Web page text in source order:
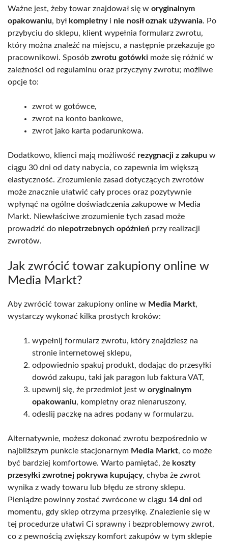
Ważne jest, żeby towar znajdował się w oryginalnym
opakowaniu, był kompletnyi nie nosił oznak używania. Po
przybyciu do sklepu, klient wypełnia formularz zwrotu,
który można znaleźć na miejscu, a następnie przekazuje go
pracownikowi. Sposób zwrotu gotówki może się różnić w
zależności od regulaminu oraz przyczyny zwrotu; możliwe
opcje to:
zwrot w gotówce,
zwrot na konto bankowe,
zwrot jako karta podarunkowa.
Dodatkowo, klienci mają możliwość rezygnacji z zakupu w
ciągu 30 dni od daty nabycia, co zapewnia im większą
elastyczność. Zrozumienie zasad dotyczących zwrotów
może znacznie ułatwić cały proces oraz pozytywnie
wpłynąć na ogólne doświadczenia zakupowe w Media
Markt. Niewłaściwe zrozumienie tych zasad może
prowadzić do niepotrzebnych opóźnień przy realizacji
zwrotów.
Jak zwrócić towar zakupiony online w
Media Markt?
Aby zwrócić towar zakupiony online w Media Markt,
wystarczy wykonać kilka prostych kroków:
wypełnij formularz zwrotu, który znajdziesz na
stronie internetowej sklepu,
odpowiednio spakuj produkt, dodając do przesyłki
dowód zakupu, taki jak paragon lub faktura VAT,
upewnij się, że przedmiot jest w oryginalnym
opakowaniu, kompletny oraz nienaruszony,
odeslij paczkę na adres podany w formularzu.
Alternatywnie, możesz dokonać zwrotu bezpośrednio w
najbliższym punkcie stacjonarnym Media Markt, co może
być bardziej komfortowe. Warto pamiętać, że koszty
przesyłki zwrotnej pokrywa kupujący, chyba że zwrot
wynika z wady towaru lub błędu ze strony sklepu.
Pieniądze powinny zostać zwrócone w ciągu 14 dni od
momentu, gdy sklep otrzyma przesyłkę. Znalezienie się w
tej procedurze ułatwi Ci sprawny i bezproblemowy zwrot,
co z pewnością zwiększy komfort zakupów w tym sklepie